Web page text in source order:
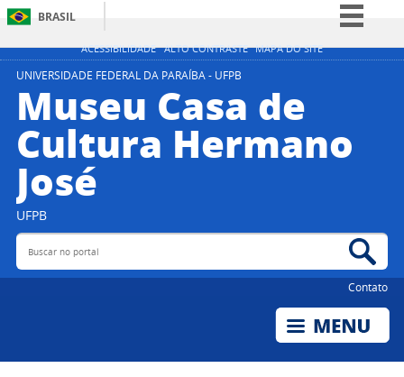
ACESSIBILIDADE ALTO CONTRASTE MAPA DO SITE
BRASIL
Simplifique!
Participe
Legislação
UNIVERSIDADE FEDERAL DA PARAÍBA - UFPB
Museu Casa de
Cultura Hermano
José
UFPB
Buscar no portal
Contato